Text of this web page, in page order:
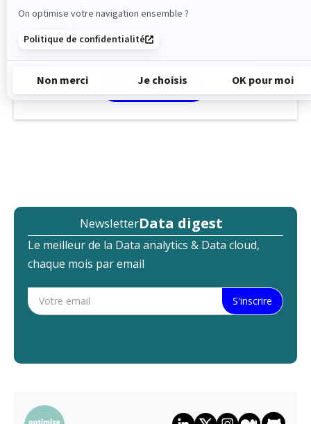
NewsletterData digest
Le meilleur de la Data analytics & Data cloud,
chaque mois par email